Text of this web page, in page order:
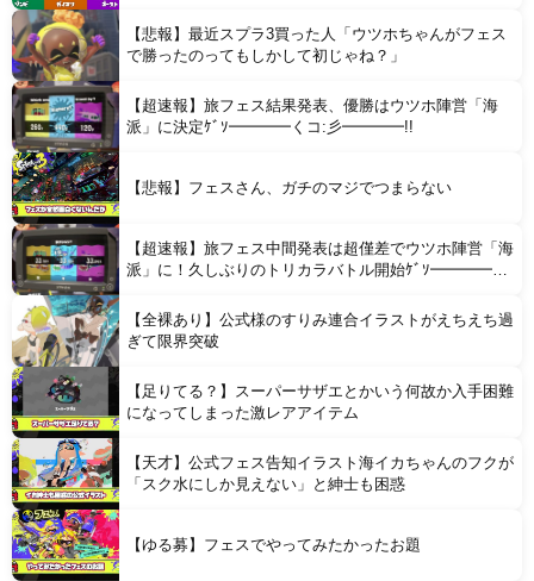
Powered by livedoor 相互RSS【悲報】最近スプラ3買った人「ウツホちゃんがフェス
で勝ったのってもしかして初じゃね？」
【超速報】旅フェス結果発表、優勝はウツホ陣営「海
派」に決定ｹﾞｿ━━━━くコ:彡━━━━!!
【悲報】フェスさん、ガチのマジでつまらない
【超速報】旅フェス中間発表は超僅差でウツホ陣営「海
派」に！久しぶりのトリカラバトル開始ｹﾞｿ━━━━く
【全裸あり】公式様のすりみ連合イラストがえちえち過
ぎて限界突破
【足りてる？】スーパーサザエとかいう何故か入手困難
になってしまった激レアアイテム
【天才】公式フェス告知イラスト海イカちゃんのフクが
「スク水にしか見えない」と紳士も困惑
【ゆる募】フェスでやってみたかったお題